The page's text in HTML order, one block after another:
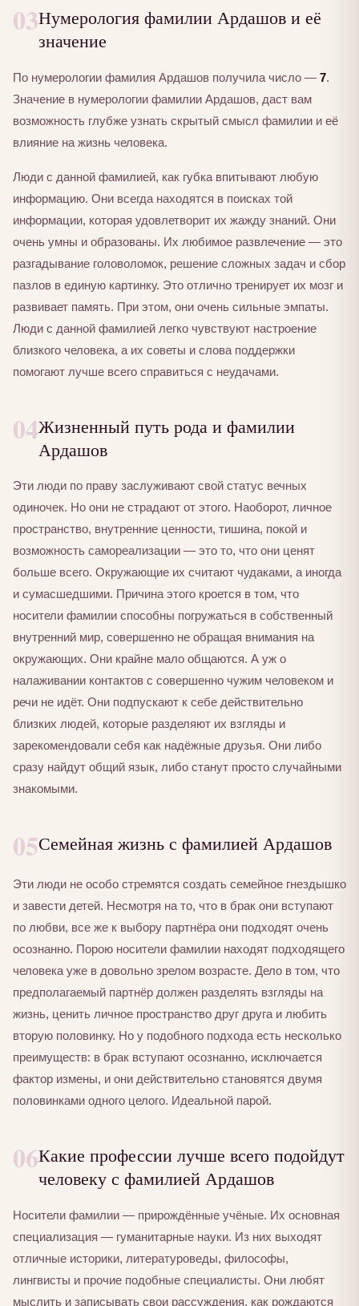
03Нумерология фамилии Ардашов и её
значение
По нумерологии фамилия Ардашов получила число — 7.
Значение в нумерологии фамилии Ардашов, даст вам
возможность глубже узнать скрытый смысл фамилии и её
влияние на жизнь человека.
Люди с данной фамилией, как губка впитывают любую
информацию. Они всегда находятся в поисках той
информации, которая удовлетворит их жажду знаний. Они
очень умны и образованы. Их любимое развлечение — это
разгадывание головоломок, решение сложных задач и сбор
пазлов в единую картинку. Это отлично тренирует их мозг и
развивает память. При этом, они очень сильные эмпаты.
Люди с данной фамилией легко чувствуют настроение
близкого человека, а их советы и слова поддержки
помогают лучше всего справиться с неудачами.
04Жизненный путь рода и фамилии
Ардашов
Эти люди по праву заслуживают свой статус вечных
одиночек. Но они не страдают от этого. Наоборот, личное
пространство, внутренние ценности, тишина, покой и
возможность самореализации — это то, что они ценят
больше всего. Окружающие их считают чудаками, а иногда
и сумасшедшими. Причина этого кроется в том, что
носители фамилии способны погружаться в собственный
внутренний мир, совершенно не обращая внимания на
окружающих. Они крайне мало общаются. А уж о
налаживании контактов с совершенно чужим человеком и
речи не идёт. Они подпускают к себе действительно
близких людей, которые разделяют их взгляды и
зарекомендовали себя как надёжные друзья. Они либо
сразу найдут общий язык, либо станут просто случайными
знакомыми.
05Семейная жизнь с фамилией Ардашов
Эти люди не особо стремятся создать семейное гнездышко
и завести детей. Несмотря на то, что в брак они вступают
по любви, все же к выбору партнёра они подходят очень
осознанно. Порою носители фамилии находят подходящего
человека уже в довольно зрелом возрасте. Дело в том, что
предполагаемый партнёр должен разделять взгляды на
жизнь, ценить личное пространство друг друга и любить
вторую половинку. Но у подобного подхода есть несколько
преимуществ: в брак вступают осознанно, исключается
фактор измены, и они действительно становятся двумя
половинками одного целого. Идеальной парой.
06Какие профессии лучше всего подойдут
человеку с фамилией Ардашов
Носители фамилии — прирождённые учёные. Их основная
специализация — гуманитарные науки. Из них выходят
отличные историки, литературоведы, философы,
лингвисты и прочие подобные специалисты. Они любят
мыслить и записывать свои рассуждения, как рождаются